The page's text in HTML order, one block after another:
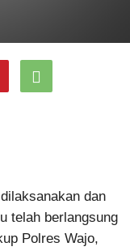
dan
telah berlangsung
Polres Wajo,